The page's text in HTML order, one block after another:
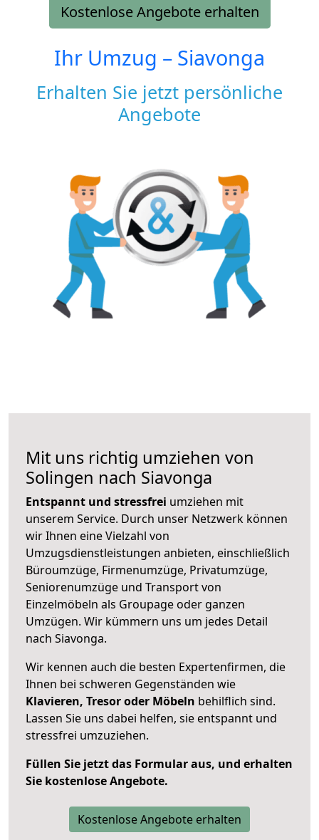
Kostenlose Angebote erhalten
Ihr Umzug – Siavonga
Erhalten Sie jetzt persönliche
Angebote
Mit uns richtig umziehen von
Solingen nach Siavonga
Entspannt und stressfrei umziehen mit
unserem Service. Durch unser Netzwerk können
wir Ihnen eine Vielzahl von
Umzugsdienstleistungen anbieten, einschließlich
Büroumzüge, Firmenumzüge, Privatumzüge,
Seniorenumzüge und Transport von
Einzelmöbeln als Groupage oder ganzen
Umzügen. Wir kümmern uns um jedes Detail
nach Siavonga.
Wir kennen auch die besten Expertenfirmen, die
Ihnen bei schweren Gegenständen wie
Klavieren, Tresor oder Möbeln behilflich sind.
Lassen Sie uns dabei helfen, sie entspannt und
stressfrei umzuziehen.
Füllen Sie jetzt das Formular aus, und erhalten
Sie kostenlose Angebote.
Kostenlose Angebote erhalten